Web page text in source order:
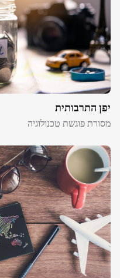
יפן התרבותית
מסורת פוגשת טכנולוגיה